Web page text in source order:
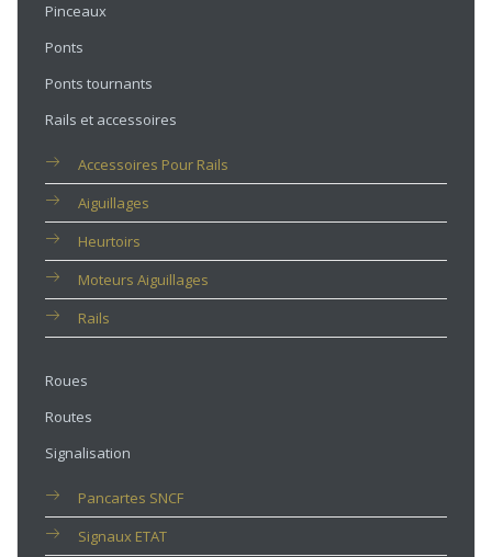
Pinceaux
Ponts
Ponts tournants
Rails et accessoires
Accessoires Pour Rails
Aiguillages
Heurtoirs
Moteurs Aiguillages
Rails
Roues
Routes
Signalisation
Pancartes SNCF
Signaux ETAT